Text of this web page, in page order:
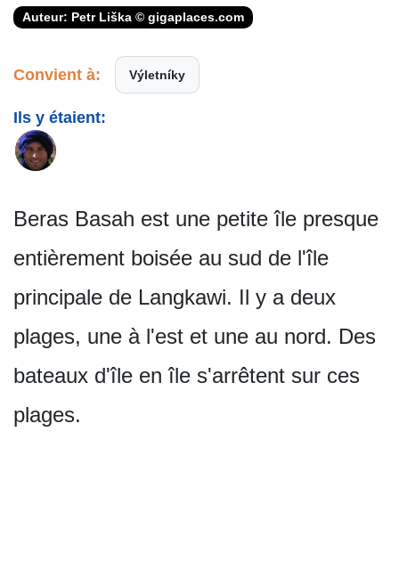
Auteur: Petr Liška © gigaplaces.com
Convient à: Výletníky
Ils y étaient:
Beras Basah est une petite île presque
entièrement boisée au sud de l'île
principale de Langkawi. Il y a deux
plages, une à l'est et une au nord. Des
bateaux d'île en île s'arrêtent sur ces
plages.